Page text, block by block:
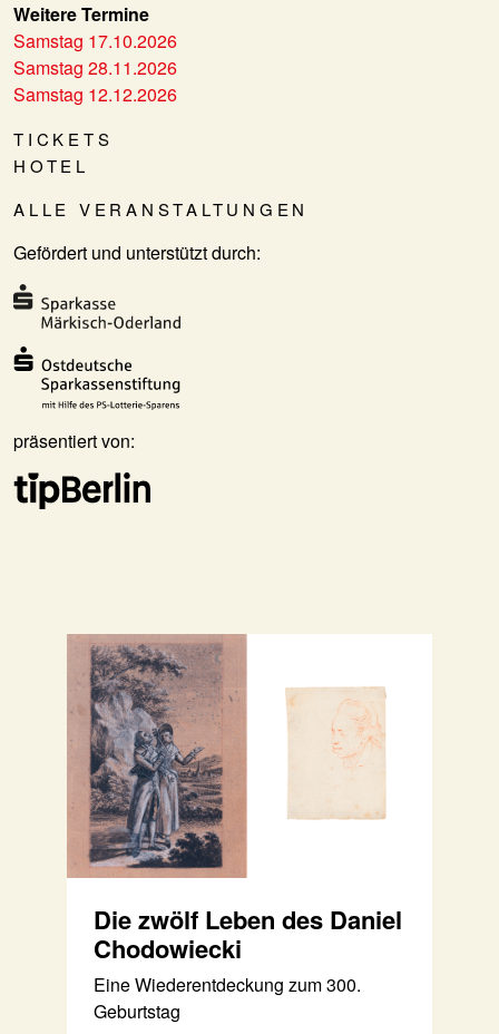
Weitere Termine
Samstag 17.10.2026
Samstag 28.11.2026
Samstag 12.12.2026
TICKETS
HOTEL
ALLE VERANSTALTUNGEN
Gefördert und unterstützt durch:
präsentiert von:
Die zwölf Leben des Daniel
Chodowiecki
Eine Wiederentdeckung zum 300.
Geburtstag